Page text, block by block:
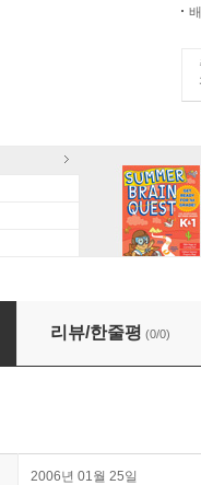
리뷰/한줄평 (0/0)
2006년 01월 25일